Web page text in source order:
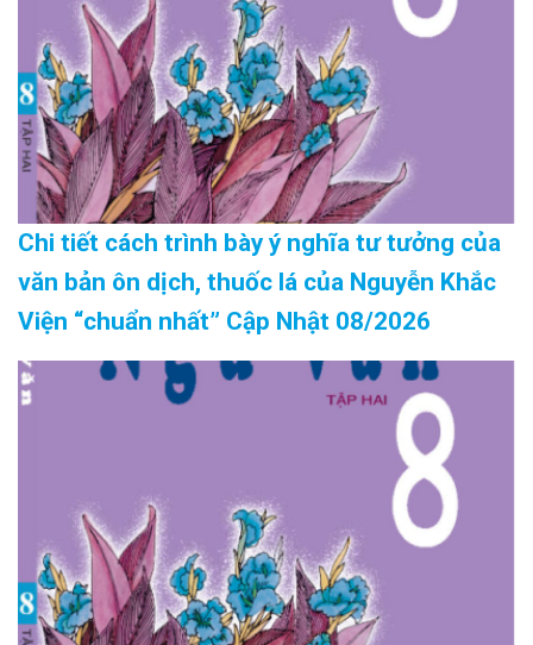
Chi tiết cách trình bày ý nghĩa tư tưởng của
văn bản ôn dịch, thuốc lá của Nguyễn Khắc
Viện “chuẩn nhất” Cập Nhật 08/2026